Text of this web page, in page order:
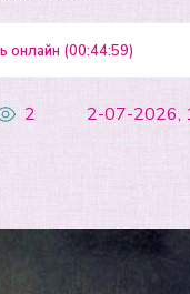
онлайн (00:44:59)
2 2-07-2026,